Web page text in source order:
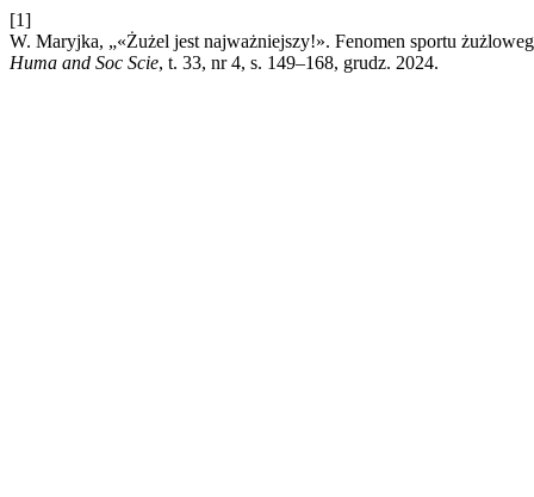
[1]
W. Maryjka, „«Żużel jest najważniejszy!». Fenomen sportu
Huma and Soc Scie, t. 33, nr 4, s. 149–168, grudz. 2024.